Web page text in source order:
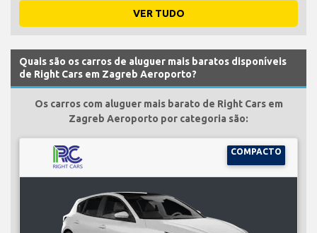
VER TUDO
Quais são os carros de aluguer mais baratos disponíveis
de Right Cars em Zagreb Aeroporto?
Os carros com aluguer mais barato de Right Cars em
Zagreb Aeroporto por categoria são:
COMPACTO